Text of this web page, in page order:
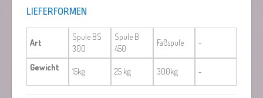
LIEFERFORMEN
Art
Spule BS
300
Spule B
450
Faßspule -
Gewicht 15kg 25 kg 300kg -